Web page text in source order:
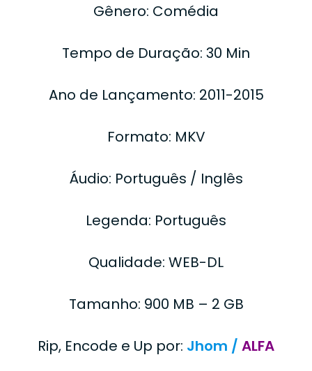
Gênero: Comédia
Tempo de Duração: 30 Min
Ano de Lançamento: 2011-2015
Formato: MKV
Áudio: Português / Inglês
Legenda: Português
Qualidade: WEB-DL
Tamanho: 900 MB – 2 GB
Rip, Encode e Up por: Jhom / ALFA